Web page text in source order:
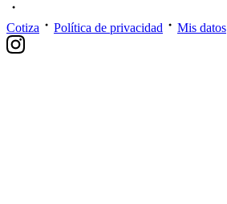
Cotiza Política de privacidad Mis datos